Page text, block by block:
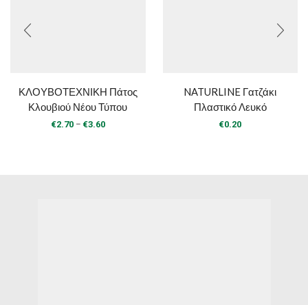
ΚΛΟΥΒΟΤΕΧΝΙΚΗ Πάτος
Κλουβιού Νέου Τύπου
€2.70 – €3.60Price
NATURLINE Γατζάκι
Πλαστικό Λευκό
€0.20